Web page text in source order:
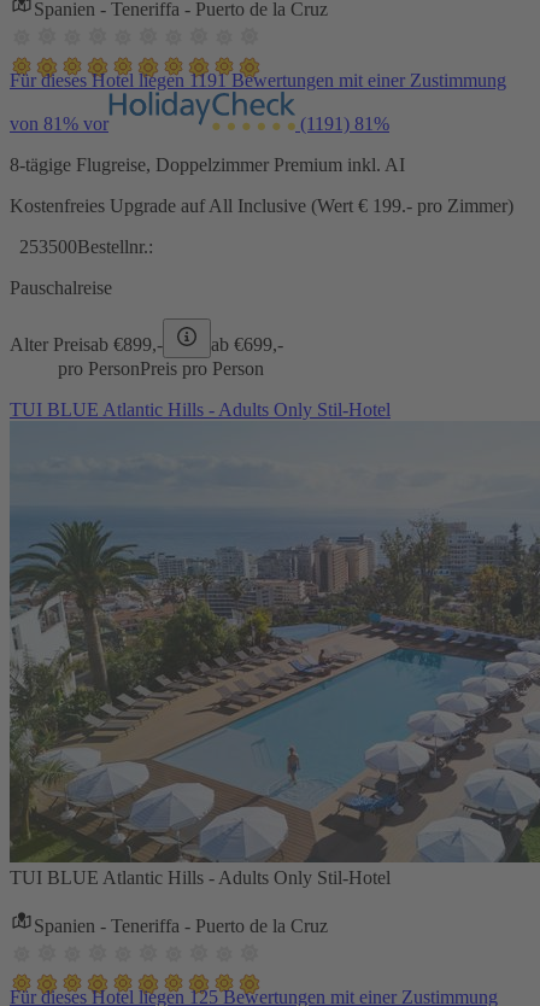
Spanien - Teneriffa - Puerto de la Cruz
Für dieses Hotel liegen 1191 Bewertungen mit einer Zustimmung
von 81% vor (1191) 81%
8-tägige Flugreise, Doppelzimmer Premium inkl. AI
Kostenfreies Upgrade auf All Inclusive (Wert € 199.- pro Zimmer)
253500Bestellnr.:
Pauschalreise
Alter Preisab €899,- ab €699,-
pro PersonPreis pro Person
TUI BLUE Atlantic Hills - Adults Only Stil-Hotel
TUI BLUE Atlantic Hills - Adults Only Stil-Hotel
Spanien - Teneriffa - Puerto de la Cruz
Für dieses Hotel liegen 125 Bewertungen mit einer Zustimmung